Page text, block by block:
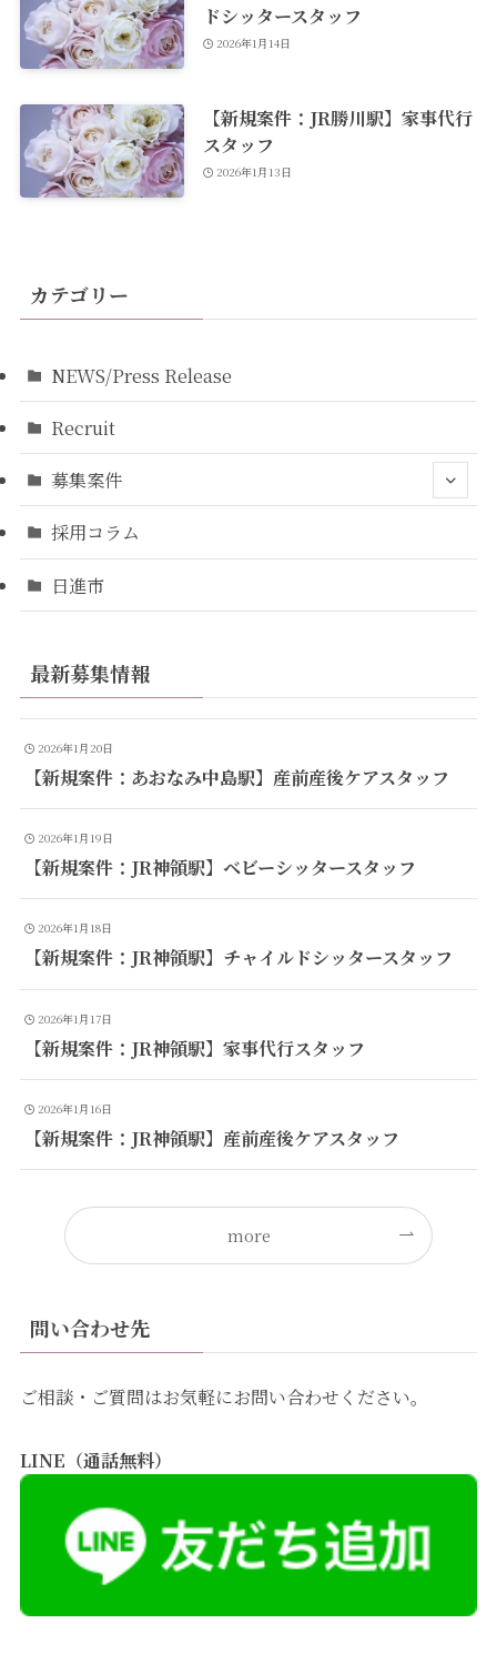
ドシッタースタッフ
2026年1月14日
【新規案件：JR勝川駅】家事代行
スタッフ
2026年1月13日
カテゴリー
NEWS/Press Release
Recruit
募集案件
採用コラム
日進市
最新募集情報
2026年1月20日
【新規案件：あおなみ中島駅】産前産後ケアスタッフ
2026年1月19日
【新規案件：JR神領駅】ベビーシッタースタッフ
2026年1月18日
【新規案件：JR神領駅】チャイルドシッタースタッフ
2026年1月17日
【新規案件：JR神領駅】家事代行スタッフ
2026年1月16日
【新規案件：JR神領駅】産前産後ケアスタッフ
more
問い合わせ先
ご相談・ご質問はお気軽にお問い合わせください。
LINE（通話無料）